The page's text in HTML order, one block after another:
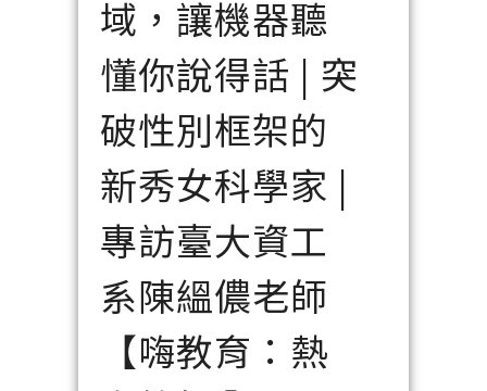
域，讓機器聽
懂你說得話 | 突
破性別框架的
新秀女科學家 |
專訪臺大資工
系陳縕儂老師
【嗨教育：熱